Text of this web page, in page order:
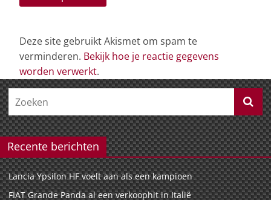
Deze site gebruikt Akismet om spam te
verminderen. Bekijk hoe je reactie gegevens
worden verwerkt.
Recente berichten
Lancia Ypsilon HF voelt aan als een kampioen
FIAT Grande Panda al een verkoophit in Italië